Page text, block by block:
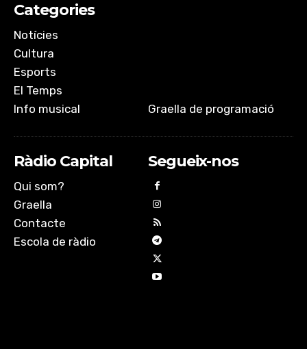
Categories
Notícies
Cultura
Esports
El Temps
Info musical
Graella de programació
Ràdio Capital
Qui som?
Graella
Contacte
Escola de ràdio
Segueix-nos